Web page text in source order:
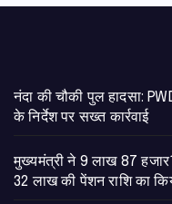
नंदा की चौकी पुल हादसा:
के निर्देश पर सख्त कार्रवाई
मुख्यमंत्री ने 9 लाख 87
32 लाख की पेंशन राशि का